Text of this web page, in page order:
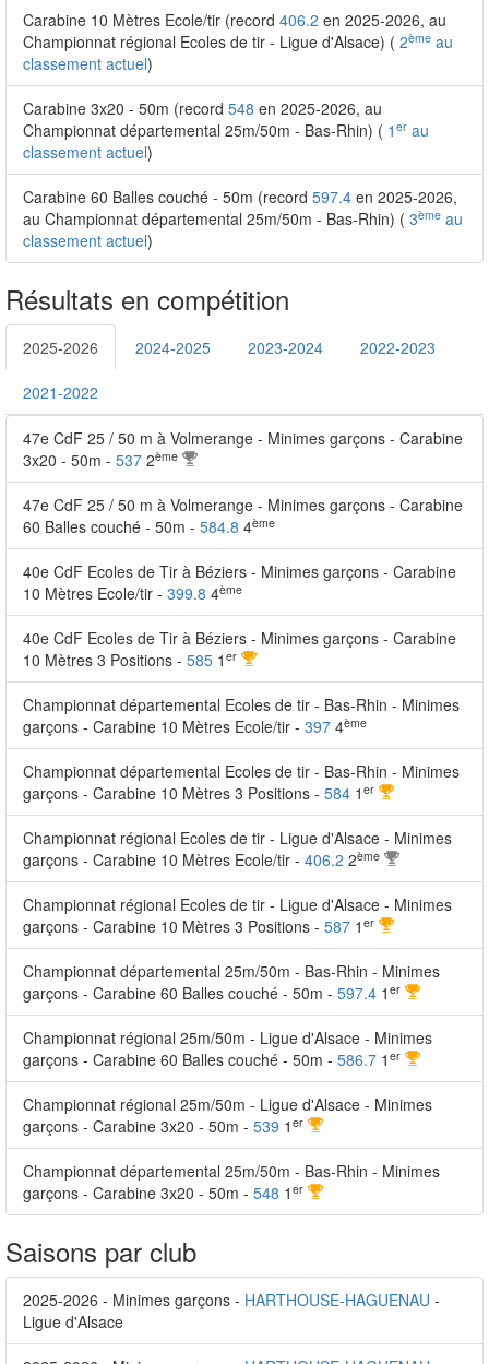
Carabine 10 Mètres Ecole/tir (record 406.2 en 2025-2026, au
Championnat régional Ecoles de tir - Ligue d'Alsace) ( 2ème au
classement actuel)
Carabine 3x20 - 50m (record 548 en 2025-2026, au
Championnat départemental 25m/50m - Bas-Rhin) ( 1 er au
classement actuel)
Carabine 60 Balles couché - 50m (record 597.4 en 2025-2026,
au Championnat départemental 25m/50m - Bas-Rhin) ( 3ème au
classement actuel)
Résultats en compétition
2025-2026 2024-2025 2023-2024 2022-2023
2021-2022
47e CdF 25 / 50 m à Volmerange - Minimes garçons - Carabine
3x20 - 50m - 537 2ème
47e CdF 25 / 50 m à Volmerange - Minimes garçons - Carabine
60 Balles couché - 50m - 584.8 4ème
40e CdF Ecoles de Tir à Béziers - Minimes garçons - Carabine
10 Mètres Ecole/tir - 399.8 4ème
40e CdF Ecoles de Tir à Béziers - Minimes garçons - Carabine
10 Mètres 3 Positions - 585 1 er
Championnat départemental Ecoles de tir - Bas-Rhin - Minimes
garçons - Carabine 10 Mètres Ecole/tir - 397 4ème
Championnat départemental Ecoles de tir - Bas-Rhin - Minimes
garçons - Carabine 10 Mètres 3 Positions - 584 1 er
Championnat régional Ecoles de tir - Ligue d'Alsace - Minimes
garçons - Carabine 10 Mètres Ecole/tir - 406.2 2ème
Championnat régional Ecoles de tir - Ligue d'Alsace - Minimes
garçons - Carabine 10 Mètres 3 Positions - 587 1 er
Championnat départemental 25m/50m - Bas-Rhin - Minimes
garçons - Carabine 60 Balles couché - 50m - 597.4 1 er
Championnat régional 25m/50m - Ligue d'Alsace - Minimes
garçons - Carabine 60 Balles couché - 50m - 586.7 1 er
Championnat régional 25m/50m - Ligue d'Alsace - Minimes
garçons - Carabine 3x20 - 50m - 539 1 er
Championnat départemental 25m/50m - Bas-Rhin - Minimes
garçons - Carabine 3x20 - 50m - 548 1 er
Saisons par club
2025-2026 - Minimes garçons - HARTHOUSE-HAGUENAU -
Ligue d'Alsace